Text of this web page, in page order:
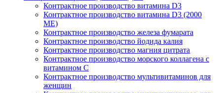
Контрактное производство витамина D3
Контрактное производство витамина D3 (2000
МЕ)
Контрактное производство железа фумарата
Контрактное производство йодида калия
Контрактное производство магния цитрата
Контрактное производство морского коллагена с
витамином С
Контрактное производство мультивитаминов для
женщин